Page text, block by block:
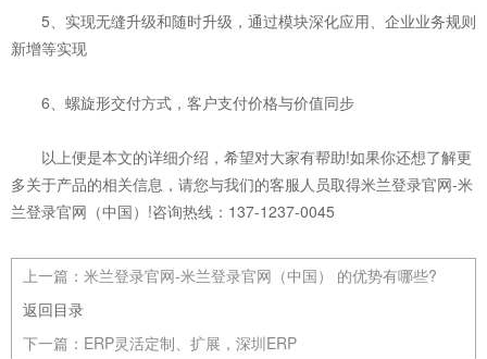
5、实现无缝升级和随时升级，通过模块深化应用、企业业务规则
新增等实现
6、螺旋形交付方式，客户支付价格与价值同步
以上便是本文的详细介绍，希望对大家有帮助!如果你还想了解更
多关于产品的相关信息，请您与我们的客服人员取得米兰登录官网-米
兰登录官网（中国）!咨询热线：137-1237-0045
上一篇： 米兰登录官网-米兰登录官网（中国） 的优势有哪些?
返回目录
下一篇： ERP灵活定制、扩展，深圳ERP